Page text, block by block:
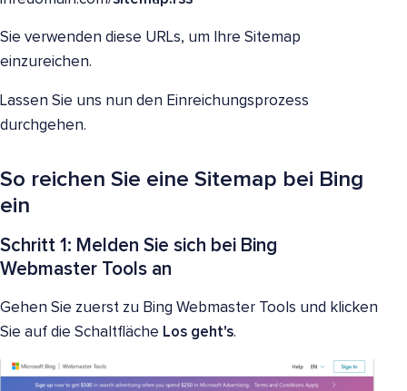
Sie verwenden diese URLs, um Ihre Sitemap
einzureichen.
Lassen Sie uns nun den Einreichungsprozess
durchgehen.
So reichen Sie eine Sitemap bei Bing
ein
Schritt 1: Melden Sie sich bei Bing
Webmaster Tools an
Gehen Sie zuerst zu Bing Webmaster Tools und klicken
Sie auf die Schaltfläche Los geht's.